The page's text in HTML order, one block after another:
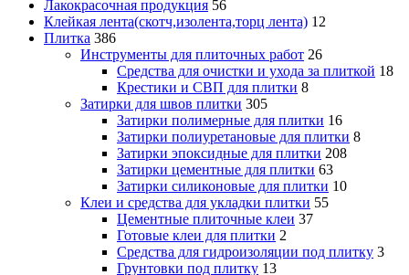
Лакокрасочная продукция 56
Клейкая лента(скотч,изолента,торц лента) 12
Плитка 386
Инструменты для плиточных работ 26
Средства для очистки и ухода за плиткой 18
Крестики и СВП для плитки 8
Затирки для швов плитки 305
Затирки полимерные для плитки 16
Затирки полиуретановые для плитки 8
Затирки эпоксидные для плитки 208
Затирки цементные для плитки 63
Затирки силиконовые для плитки 10
Клеи и средства для укладки плитки 55
Цементные плиточные клеи 37
Готовые клеи для плитки 2
Средства для гидроизоляции под плитку 3
Грунтовки под плитку 13